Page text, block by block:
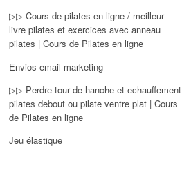
▷▷ Cours de pilates en ligne / meilleur
livre pilates et exercices avec anneau
pilates | Cours de Pilates en ligne
Envios email marketing
▷▷ Perdre tour de hanche et echauffement
pilates debout ou pilate ventre plat | Cours
de Pilates en ligne
Jeu élastique